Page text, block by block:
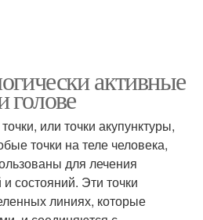
активные
голове
или точки акупунктуры,
точки на теле человека,
для лечения
состояний. Эти точки
линиях, которые